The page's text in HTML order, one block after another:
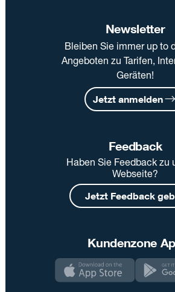
Newsletter
Bleiben Sie immer up to
Angeboten zu Tarifen,
Geräten!
Jetzt anmelden
Feedback
Haben Sie Feedback zu
Webseite?
Jetzt Feedback
Kundenzone